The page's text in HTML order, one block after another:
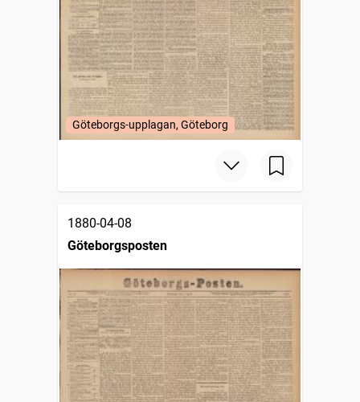
Göteborgs-upplagan, Göteborg
1880-04-08
Göteborgsposten